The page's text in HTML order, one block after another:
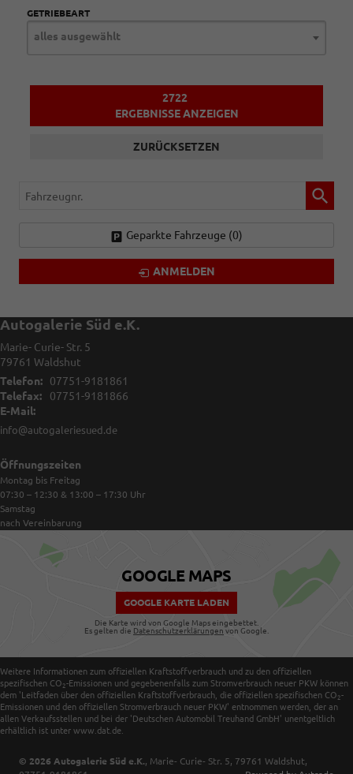
GETRIEBEART
alles ausgewählt
2722
ERGEBNISSE ANZEIGEN
ZURÜCKSETZEN
Fahrzeugnr.
Geparkte Fahrzeuge (0)
ANMELDEN
Autogalerie Süd e.K.
Marie- Curie- Str. 5
79761 Waldshut
Telefon:
07751-9181861
Telefax:
07751-9181866
E-Mail:
info@autogaleriesued.de
Öffnungszeiten
Montag bis Freitag
07:30 – 12:30 & 13:00 – 17:30 Uhr
Samstag
nach Vereinbarung
GOOGLE MAPS
GOOGLE KARTE LADEN
Die Karte wird von Google Maps eingebettet.
Es gelten die Datenschutzerklärungen von Google.
Weitere Informationen zum offiziellen Kraftstoffverbrauch und zu den offiziellen
spezifischen CO 2-Emissionen und gegebenenfalls zum Stromverbrauch neuer PKW können
dem 'Leitfaden über den offiziellen Kraftstoffverbrauch, die offiziellen spezifischen CO 2-
Emissionen und den offiziellen Stromverbrauch neuer PKW' entnommen werden, der an
allen Verkaufsstellen und bei der 'Deutschen Automobil Treuhand GmbH' unentgeltlich
erhältlich ist unter www.dat.de.
© 2026 Autogalerie Süd e.K., Marie- Curie- Str. 5, 79761 Waldshut,